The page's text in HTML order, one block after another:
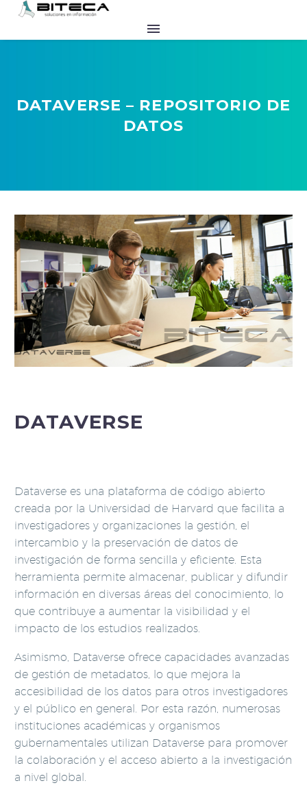
DATAVERSE – REPOSITORIO DE
DATOS
DATAVERSE
Dataverse es una plataforma de código abierto
creada por la Universidad de Harvard que facilita a
investigadores y organizaciones la gestión, el
intercambio y la preservación de datos de
investigación de forma sencilla y eficiente. Esta
herramienta permite almacenar, publicar y difundir
información en diversas áreas del conocimiento, lo
que contribuye a aumentar la visibilidad y el
impacto de los estudios realizados.
Asimismo, Dataverse ofrece capacidades avanzadas
de gestión de metadatos, lo que mejora la
accesibilidad de los datos para otros investigadores
y el público en general. Por esta razón, numerosas
instituciones académicas y organismos
gubernamentales utilizan Dataverse para promover
la colaboración y el acceso abierto a la investigación
a nivel global.